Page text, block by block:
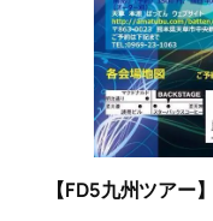
【FD5九州ツアー】